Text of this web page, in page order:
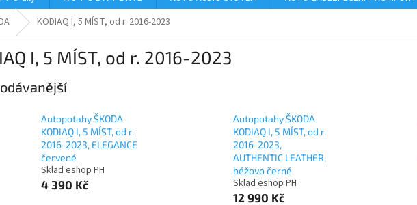
KODIAQ I, 5 MÍST, od r. 2016-2023
I, 5 MÍST, od r. 2016-2023
Autopotahy ŠKODA
KODIAQ I, 5 MÍST, od r.
2016-2023, ELEGANCE
červené
Sklad eshop PH
4 390 Kč
Autopotahy ŠKODA
KODIAQ I, 5 MÍST, od r.
2016-2023,
AUTHENTIC LEATHER,
béžovo černé
Sklad eshop PH
12 990 Kč